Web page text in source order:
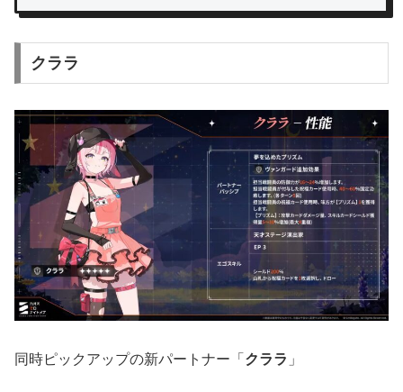
クララ
同時ピックアップの新パートナー「 クララ 」